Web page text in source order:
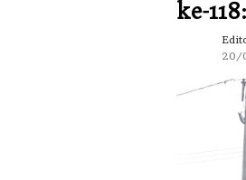
ke-
20/